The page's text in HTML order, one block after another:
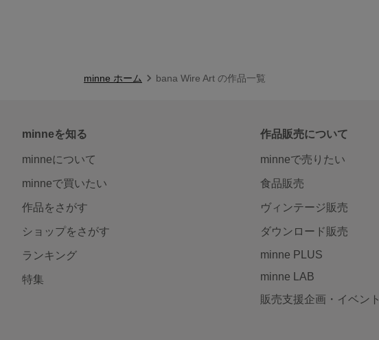
minne ホーム bana Wire Art の作品一覧
minneを知る
minneについて
minneで買いたい
作品をさがす
ショップをさがす
ランキング
特集
作品販売について
minneで売りたい
食品販売
ヴィンテージ販売
ダウンロード販売
minne PLUS
minne LAB
販売支援企画・イベント